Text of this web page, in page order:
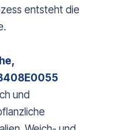
entsteht die
und